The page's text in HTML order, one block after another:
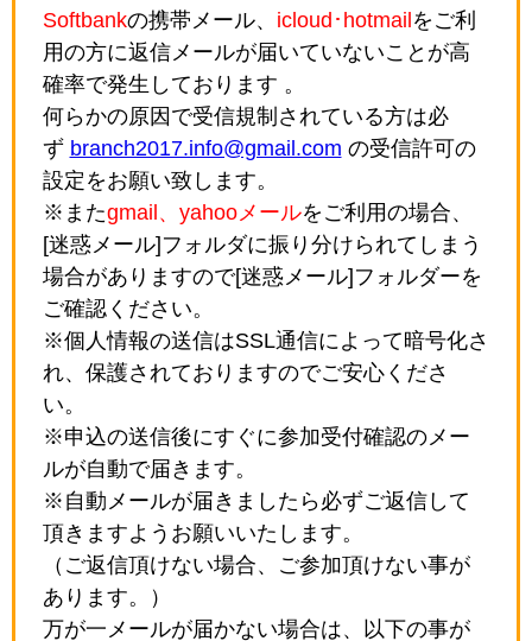
Softbankの携帯メール、 icloud･hotmail をご利
用の方に返信メールが届いていないことが高
確率で発生しております 。
何らかの原因で受信規制されている方は必
ず branch2017.info@gmail.com の受信許可の
設定をお願い致します。
※またgmail、yahooメールをご利用の場合、
[迷惑メール]フォルダに振り分けられてしまう
場合がありますので[迷惑メール]フォルダーを
ご確認ください。
※個人情報の送信はSSL通信によって暗号化さ
れ、保護されておりますのでご安心くださ
い。
※申込の送信後にすぐに参加受付確認のメー
ルが自動で届きます。
※自動メールが届きましたら必ずご返信して
頂きますようお願いいたします。
（ご返信頂けない場合、ご参加頂けない事が
あります。）
万が一メールが届かない場合は、以下の事が